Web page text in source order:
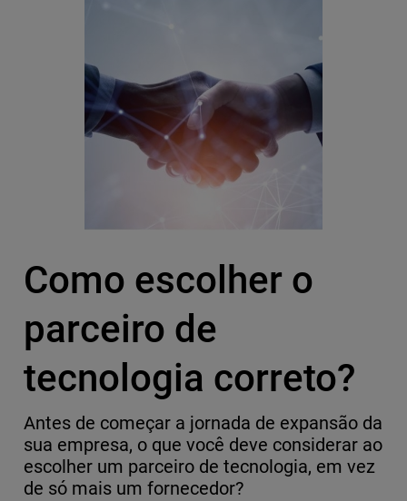
Como escolher o
parceiro de
tecnologia correto?
Antes de começar a jornada de expansão da
sua empresa, o que você deve considerar ao
escolher um parceiro de tecnologia, em vez
de só mais um fornecedor?